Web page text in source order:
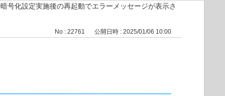
号化設定実施後の再起動でエラーメッセージが表示さ
No : 22761 公開日時 : 2025/01/06 10:00